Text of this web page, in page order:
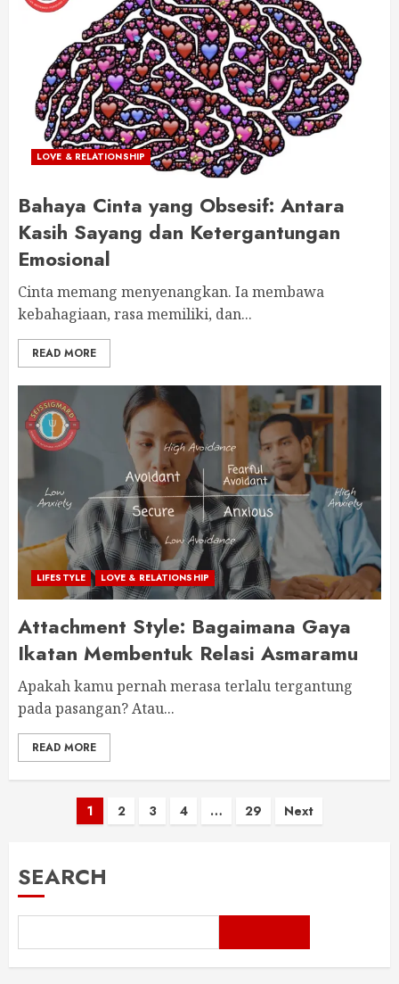
LOVE & RELATIONSHIP
Bahaya Cinta yang Obsesif: Antara
Kasih Sayang dan Ketergantungan
Emosional
Cinta memang menyenangkan. Ia membawa
kebahagiaan, rasa memiliki, dan...
READ MORE
LIFESTYLE LOVE & RELATIONSHIP
Attachment Style: Bagaimana Gaya
Ikatan Membentuk Relasi Asmaramu
Apakah kamu pernah merasa terlalu tergantung
pada pasangan? Atau...
READ MORE
Posts
1 2 3 4 … 29 Next
SEARCH